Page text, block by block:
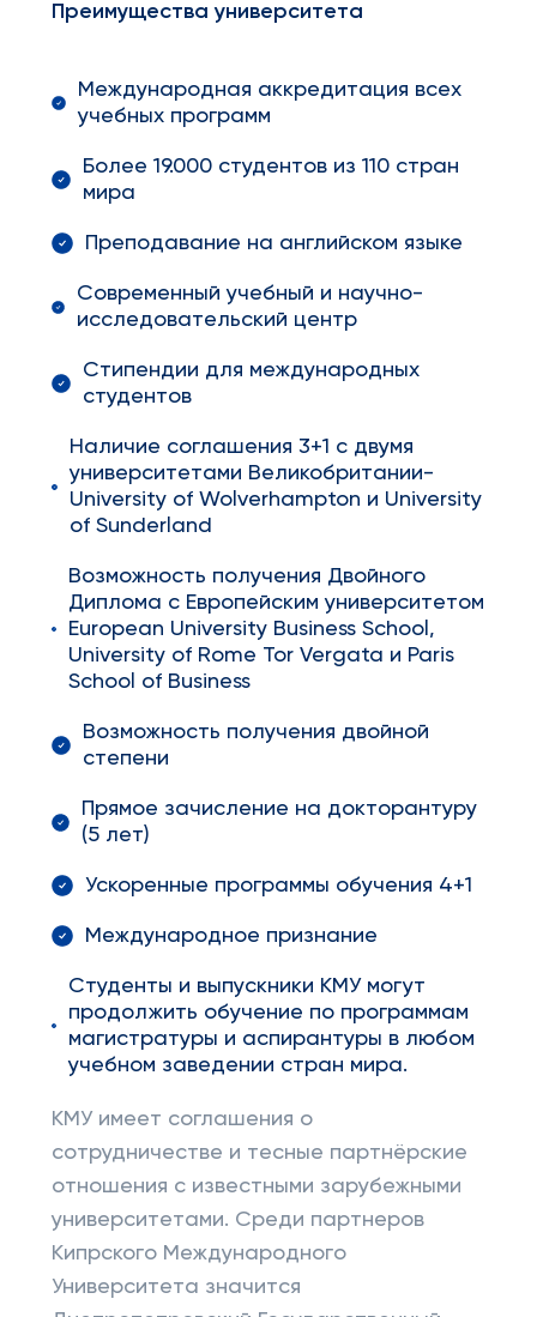
Преимущества университета
Международная аккредитация всех
учебных программ
Более 19.000 студентов из 110 стран
мира
Преподавание на английском языке
Современный учебный и научно-
исследовательский центр
Стипендии для международных
студентов
Наличие соглашения 3+1 с двумя
университетами Великобритании-
University of Wolverhampton и University
of Sunderland
Возможность получения Двойного
Диплома с Европейским университетом
European University Business School,
University of Rome Tor Vergata и Paris
School of Business
Возможность получения двойной
степени
Прямое зачисление на докторантуру
(5 лет)
Ускоренные программы обучения 4+1
Международное признание
Студенты и выпускники КМУ могут
продолжить обучение по программам
магистратуры и аспирантуры в любом
учебном заведении стран мира.
КМУ имеет соглашения о
сотрудничестве и тесные партнёрские
отношения с известными зарубежными
университетами. Среди партнеров
Кипрского Международного
Университета значится